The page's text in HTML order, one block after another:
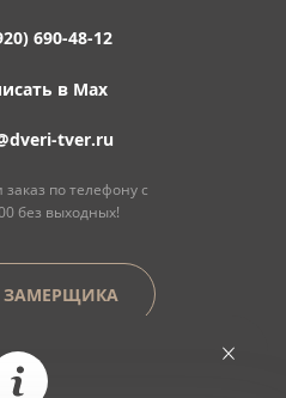
690-48-12
в Max
tver.ru
по телефону с
без выходных!
ЗАМЕРЩИКА